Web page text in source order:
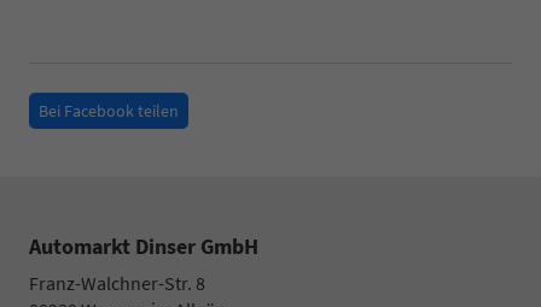
Bei Facebook teilen
Automarkt Dinser GmbH
Franz-Walchner-Str. 8